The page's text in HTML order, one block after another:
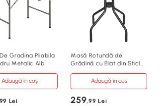
Gradina Pliabila
Metalic Alb
Adaugă în coș
Lei
Masă Rotundă de
Grădină cu Blat din Sticlă
Adaugă în coș
259,99 Lei